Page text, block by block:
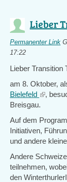
Lieber
Permanenter Link
17:22
Lieber Transition
am 8. Oktober,
Bielefeld (link
is
,
Breisgau.
Auf dem
Initiativen,
und andere
Andere
teilnehmen,
den